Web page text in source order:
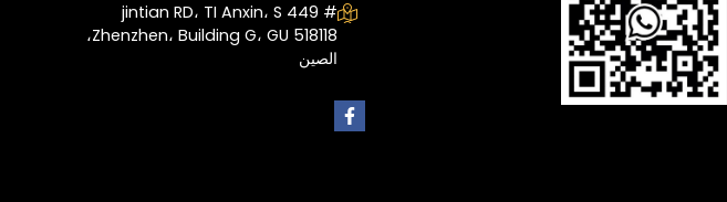
# 449 jintian RD، TI Anxin، S
Zhenzhen، Building G، GU 518118،
الصين